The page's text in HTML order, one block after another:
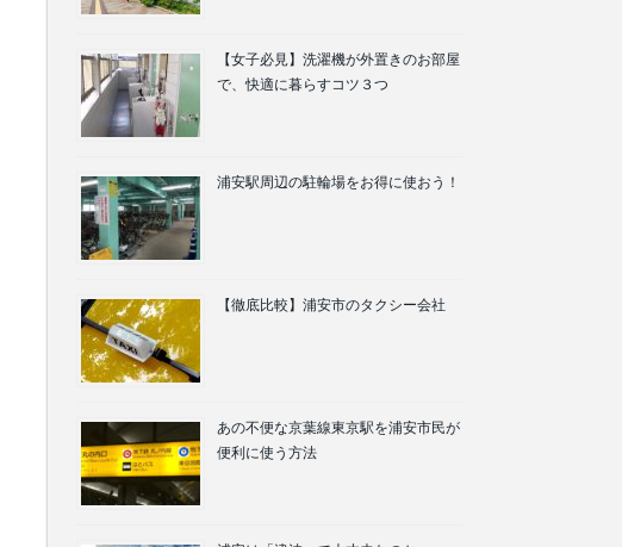
【女子必見】洗濯機が外置きのお部屋
で、快適に暮らすコツ３つ
浦安駅周辺の駐輪場をお得に使おう！
【徹底比較】浦安市のタクシー会社
あの不便な京葉線東京駅を浦安市民が
便利に使う方法